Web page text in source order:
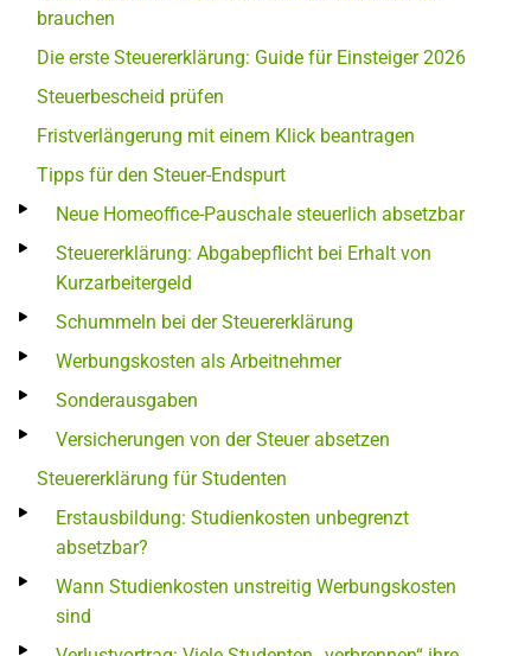
brauchen
Die erste Steuererklärung: Guide für Einsteiger 2026
Steuerbescheid prüfen
Fristverlängerung mit einem Klick beantragen
Tipps für den Steuer-Endspurt
Neue Homeoffice-Pauschale steuerlich absetzbar
Steuererklärung: Abgabepflicht bei Erhalt von
Kurzarbeitergeld
Schummeln bei der Steuererklärung
Werbungskosten als Arbeitnehmer
Sonderausgaben
Versicherungen von der Steuer absetzen
Steuererklärung für Studenten
Erstausbildung: Studienkosten unbegrenzt
absetzbar?
Wann Studienkosten unstreitig Werbungskosten
sind